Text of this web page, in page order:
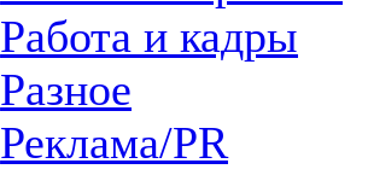
Работа и кадры
Разное
Реклама/PR